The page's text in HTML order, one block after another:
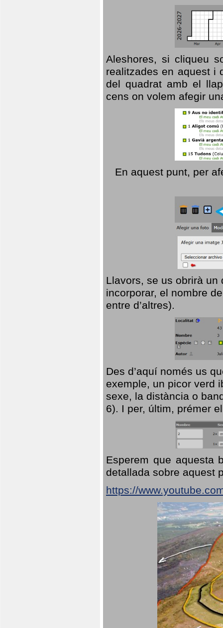
Aleshores, si cliqueu
realitzades en aquest i
del quadrat amb el
cens on volem afegir
En aquest punt, per
Llavors, se us obrirà
incorporar, el nombre
entre d’altres).
Des d’aquí només us
exemple, un picor verd
sexe, la distància o
6). I per, últim, prémer
Esperem que aquesta
detallada sobre aquest
https://